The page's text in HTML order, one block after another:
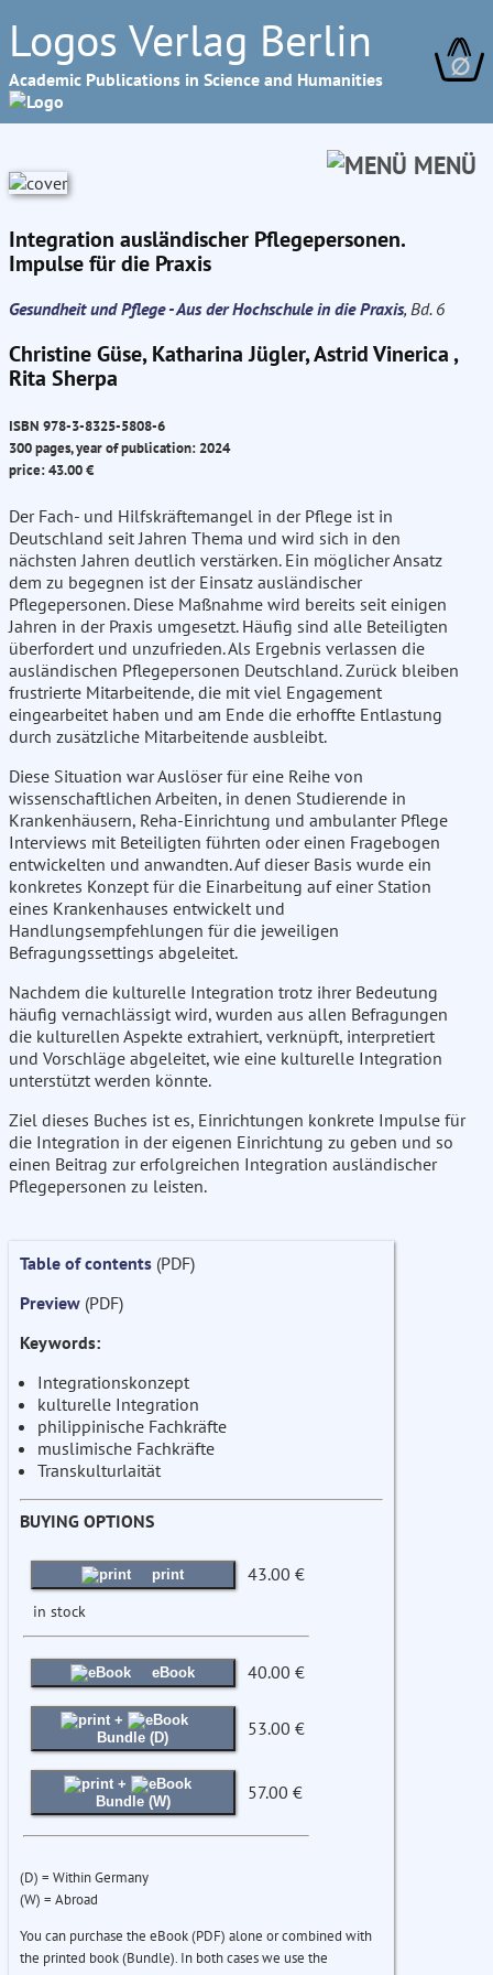
Logos Verlag Berlin
Academic Publications in Science and Humanities ∅
MENÜ
Integration ausländischer Pflegepersonen.
Impulse für die Praxis
Gesundheit und Pflege - Aus der Hochschule in die Praxis, Bd. 6
Christine Güse, Katharina Jügler, Astrid Vinerica ,
Rita Sherpa
ISBN 978-3-8325-5808-6
300 pages, year of publication: 2024
price: 43.00 €
Der Fach- und Hilfskräftemangel in der Pflege ist in
Deutschland seit Jahren Thema und wird sich in den
nächsten Jahren deutlich verstärken. Ein möglicher Ansatz
dem zu begegnen ist der Einsatz ausländischer
Pflegepersonen. Diese Maßnahme wird bereits seit einigen
Jahren in der Praxis umgesetzt. Häufig sind alle Beteiligten
überfordert und unzufrieden. Als Ergebnis verlassen die
ausländischen Pflegepersonen Deutschland. Zurück bleiben
frustrierte Mitarbeitende, die mit viel Engagement
eingearbeitet haben und am Ende die erhoffte Entlastung
durch zusätzliche Mitarbeitende ausbleibt.
Diese Situation war Auslöser für eine Reihe von
wissenschaftlichen Arbeiten, in denen Studierende in
Krankenhäusern, Reha-Einrichtung und ambulanter Pflege
Interviews mit Beteiligten führten oder einen Fragebogen
entwickelten und anwandten. Auf dieser Basis wurde ein
konkretes Konzept für die Einarbeitung auf einer Station
eines Krankenhauses entwickelt und
Handlungsempfehlungen für die jeweiligen
Befragungssettings abgeleitet.
Nachdem die kulturelle Integration trotz ihrer Bedeutung
häufig vernachlässigt wird, wurden aus allen Befragungen
die kulturellen Aspekte extrahiert, verknüpft, interpretiert
und Vorschläge abgeleitet, wie eine kulturelle Integration
unterstützt werden könnte.
Ziel dieses Buches ist es, Einrichtungen konkrete Impulse für
die Integration in der eigenen Einrichtung zu geben und so
einen Beitrag zur erfolgreichen Integration ausländischer
Pflegepersonen zu leisten.
Table of contents (PDF)
Preview (PDF)
Keywords:
Integrationskonzept
kulturelle Integration
philippinische Fachkräfte
muslimische Fachkräfte
Transkulturlaität
BUYING OPTIONS
print 43.00 €
in stock
eBook 40.00 €
+
Bundle (D)
53.00 €
+
Bundle (W)
57.00 €
(D) = Within Germany
(W) = Abroad
You can purchase the eBook (PDF) alone or combined with
the printed book (Bundle). In both cases we use the